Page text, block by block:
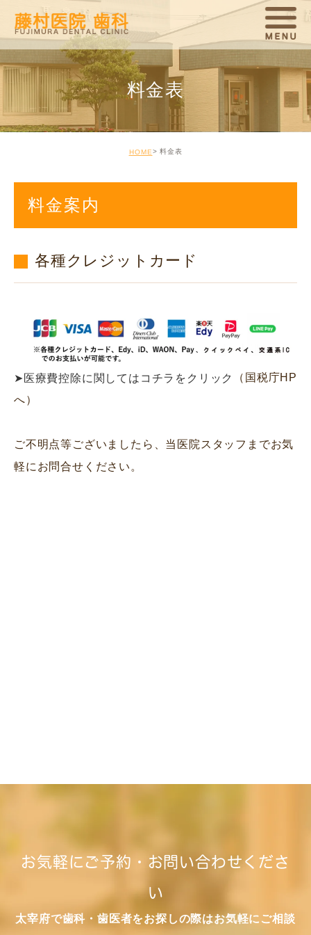
料金表
HOME 料金表
料金案内
各種クレジットカード
➤医療費控除に関してはコチラをクリック
（国税庁HP
へ）
ご不明点等ございましたら、当医院スタッフまでお気
軽にお問合せください。
お気軽にご予約・お問い合わせくださ
い
太宰府で歯科・歯医者をお探しの際はお気軽にご相談